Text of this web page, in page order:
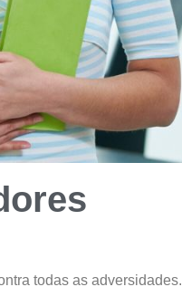
todas as adversidades.